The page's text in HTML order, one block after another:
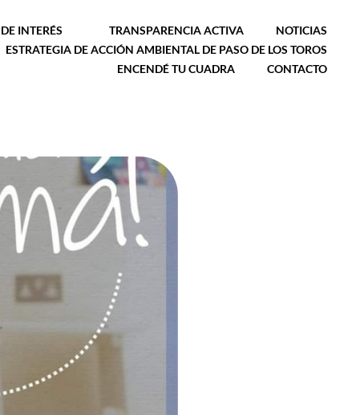
INTERÉS TRANSPARENCIA ACTIVA
NOTICIAS
ESTRATEGIA DE ACCIÓN AMBIENTAL DE PASO DE LOS TOROS
ENCENDÉ TU CUADRA
CONTACTO